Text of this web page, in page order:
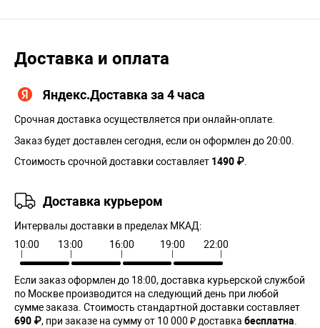
Доставка и оплата
Яндекс.Доставка за 4 часа
Срочная доставка осуществляется при онлайн-оплате.
Заказ будет доставлен сегодня, если он оформлен до 20:00.
Стоимость срочной доставки составляет 1490 ₽.
Доставка курьером
Интервалы доставки в пределах МКАД:
10:00
13:00 16:00 19:00 22:00
Если заказ оформлен до 18:00, доставка курьерской службой
по Москве производится на следующий день при любой
сумме заказа. Cтоимость стандартной доставки составляет
690 ₽, при заказе на сумму от 10 000 ₽ доставка бесплатна.